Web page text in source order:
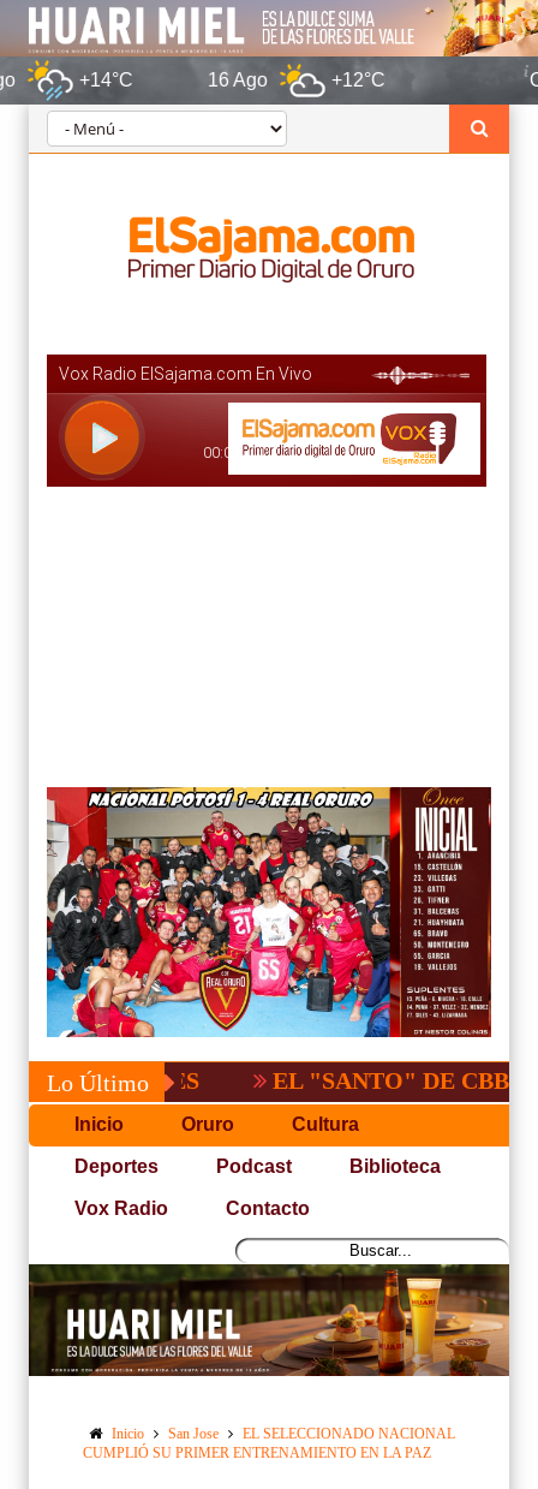
16 Ago +12°C
Lo Último EL "SANTO" DE CBBA,
Inicio Oruro Cultura
Deportes Podcast Biblioteca
Vox Radio Contacto
Inicio San Jose
EL SELECCIONADO NACIONAL
CUMPLIÓ SU PRIMER ENTRENAMIENTO EN LA PAZ